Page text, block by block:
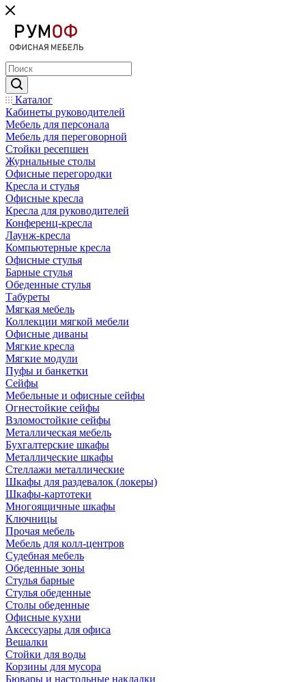
Каталог
Кабинеты руководителей
Мебель для персонала
Мебель для переговорной
Стойки ресепшен
Журнальные столы
Офисные перегородки
Кресла и стулья
Офисные кресла
Кресла для руководителей
Конференц-кресла
Лаунж-кресла
Компьютерные кресла
Офисные стулья
Барные стулья
Обеденные стулья
Табуреты
Мягкая мебель
Коллекции мягкой мебели
Офисные диваны
Мягкие кресла
Мягкие модули
Пуфы и банкетки
Сейфы
Мебельные и офисные сейфы
Огнестойкие сейфы
Взломостойкие сейфы
Металлическая мебель
Бухгалтерские шкафы
Металлические шкафы
Стеллажи металлические
Шкафы для раздевалок (локеры)
Шкафы-картотеки
Многоящичные шкафы
Ключницы
Прочая мебель
Мебель для колл-центров
Судебная мебель
Обеденные зоны
Стулья барные
Стулья обеденные
Столы обеденные
Офисные кухни
Аксессуары для офиса
Вешалки
Стойки для воды
Корзины для мусора
Бювары и настольные накладки